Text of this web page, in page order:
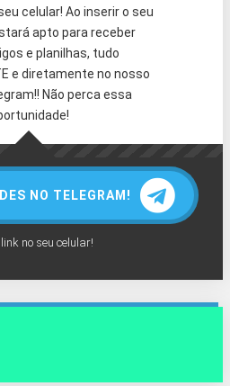
celular! Ao inserir o seu
apto para receber
e planilhas, tudo
e diretamente no nosso
Não perca essa
NO TELEGRAM!
no seu celular!